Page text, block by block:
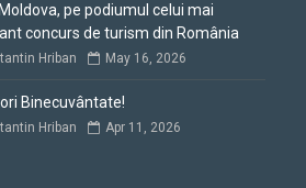
pe podiumul celui mai
concurs de turism din România
Hriban May 16, 2026
Binecuvântate!
Hriban Apr 11, 2026